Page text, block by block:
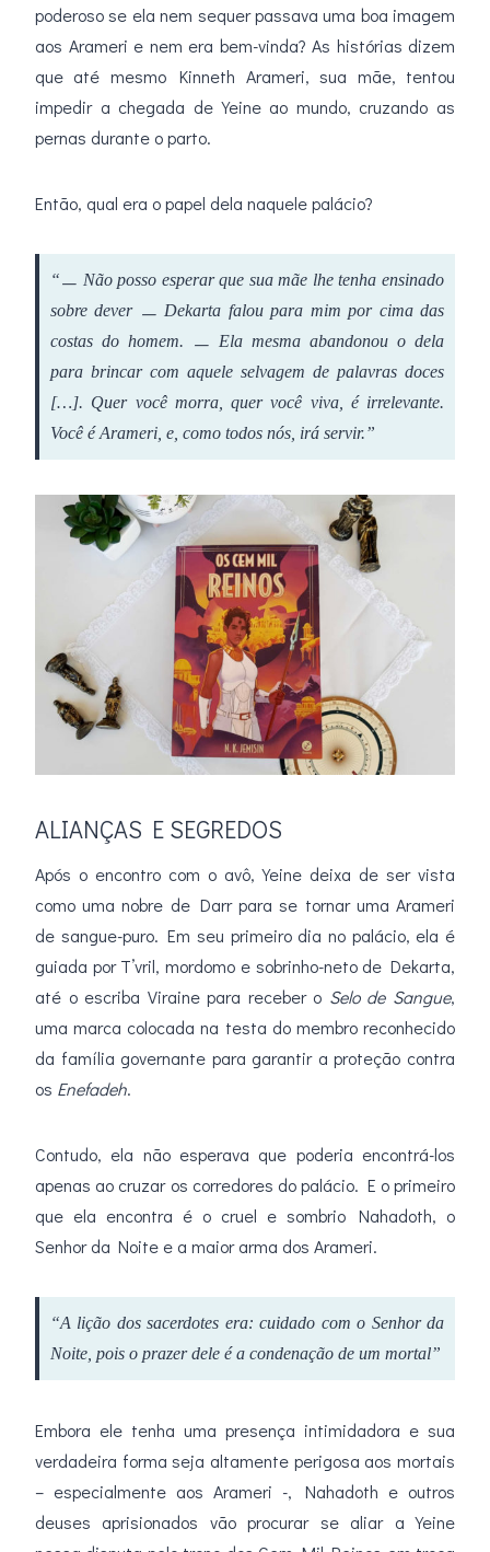
poderoso se ela nem sequer passava uma boa imagem
aos Arameri e nem era bem-vinda? As histórias dizem
que até mesmo Kinneth Arameri, sua mãe, tentou
impedir a chegada de Yeine ao mundo, cruzando as
pernas durante o parto.
Então, qual era o papel dela naquele palácio?
“ㅡ Não posso esperar que sua mãe lhe tenha ensinado
sobre dever ㅡ Dekarta falou para mim por cima das
costas do homem. ㅡ Ela mesma abandonou o dela
para brincar com aquele selvagem de palavras doces
[…]. Quer você morra, quer você viva, é irrelevante.
Você é Arameri, e, como todos nós, irá servir.”
ALIANÇAS E SEGREDOS
Após o encontro com o avô, Yeine deixa de ser vista
como uma nobre de Darr para se tornar uma Arameri
de sangue-puro. Em seu primeiro dia no palácio, ela é
guiada por T’vril, mordomo e sobrinho-neto de Dekarta,
até o escriba Viraine para receber o Selo de Sangue,
uma marca colocada na testa do membro reconhecido
da família governante para garantir a proteção contra
os Enefadeh.
Contudo, ela não esperava que poderia encontrá-los
apenas ao cruzar os corredores do palácio. E o primeiro
que ela encontra é o cruel e sombrio Nahadoth, o
Senhor da Noite e a maior arma dos Arameri.
“A lição dos sacerdotes era: cuidado com o Senhor da
Noite, pois o prazer dele é a condenação de um mortal”
Embora ele tenha uma presença intimidadora e sua
verdadeira forma seja altamente perigosa aos mortais
– especialmente aos Arameri -, Nahadoth e outros
deuses aprisionados vão procurar se aliar a Yeine